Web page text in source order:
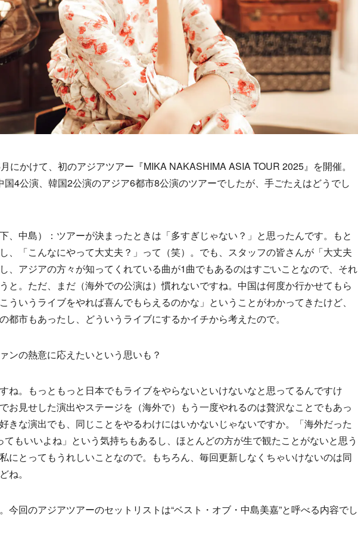
にかけて、初のアジアツアー『MIKA NAKASHIMA ASIA TOUR 2025』を開催。
国4公演、韓国2公演のアジア6都市8公演のツアーでしたが、手ごたえはどうでし
、中島）：ツアーが決まったときは「多すぎじゃない？」と思ったんです。もと
、「こんなにやって大丈夫？」って（笑）。でも、スタッフの皆さんが「大丈夫
、アジアの方々が知ってくれている曲が1曲でもあるのはすごいことなので、それ
と。ただ、まだ（海外での公演は）慣れないですね。中国は何度か行かせてもら
ういうライブをやれば喜んでもらえるのかな」ということがわかってきたけど、
都市もあったし、どういうライブにするかイチから考えたので。
ンの熱意に応えたいという思いも？
ね。もっともっと日本でもライブをやらないといけないなと思ってるんですけ
お見せした演出やステージを（海外で）もう一度やれるのは贅沢なことでもあっ
きな演出でも、同じことをやるわけにはいかないじゃないですか。「海外だった
てもいいよね」という気持ちもあるし、ほとんどの方が生で観たことがないと思う
にとってもうれしいことなので。もちろん、毎回更新しなくちゃいけないのは同
ね。
今回のアジアツアーのセットリストは“ベスト・オブ・中島美嘉”と呼べる内容でし